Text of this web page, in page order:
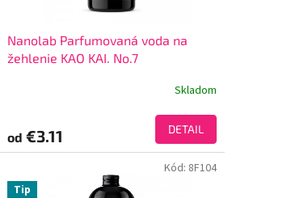
Nanolab Parfumovaná voda na
žehlenie KAO KAI. No.7
Skladom
od €3.11 DETAIL
Tip
Kód: 8F104